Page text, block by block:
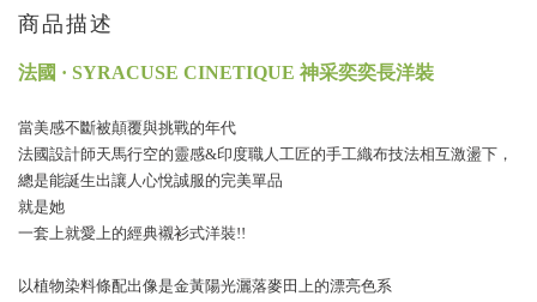
商品描述
法國 · SYRACUSE CINETIQUE 神采奕奕長洋裝
當美感不斷被顛覆與挑戰的年代
法國設計師天馬行空的靈感&印度職人工匠的手工織布技法相互激盪下，
總是能誕生出讓人心悅誠服的完美單品
就是她
一套上就愛上的經典襯衫式洋裝!!
以植物染料條配出像是金黃陽光灑落麥田上的漂亮色系